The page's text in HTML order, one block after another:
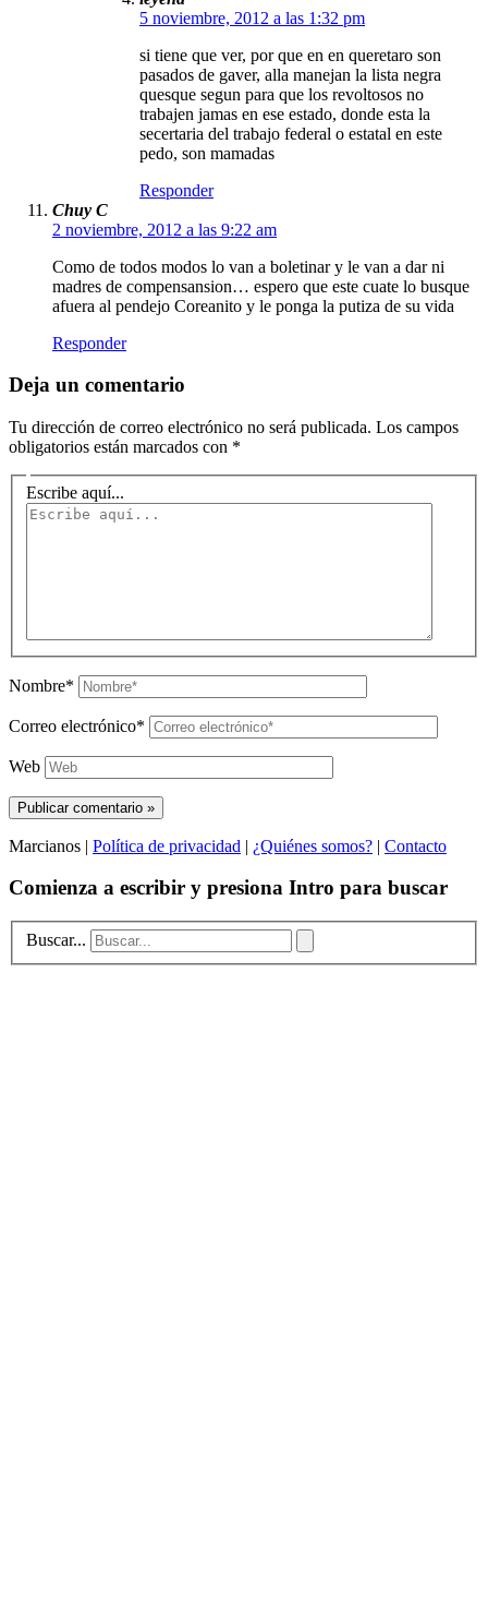
5 noviembre, 2012 a las 1:32 pm
si tiene que ver, por que en en queretaro son
pasados de gaver, alla manejan la lista negra
quesque segun para que los revoltosos no
trabajen jamas en ese estado, donde esta la
secertaria del trabajo federal o estatal en este
pedo, son mamadas
Responder
Chuy C
2 noviembre, 2012 a las 9:22 am
Como de todos modos lo van a boletinar y le van a dar ni
madres de compensansion… espero que este cuate lo busque
afuera al pendejo Coreanito y le ponga la putiza de su vida
Responder
Deja un comentario
Tu dirección de correo electrónico no será publicada. Los campos
obligatorios están marcados con *
Escribe aquí...
Nombre*
Correo electrónico*
Web
Marcianos | Política de privacidad | ¿Quiénes somos? | Contacto
Comienza a escribir y presiona Intro para buscar
Buscar...